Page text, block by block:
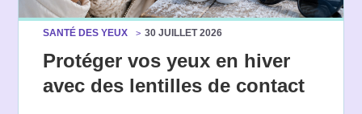
SANTÉ DES YEUX 30 JUILLET 2026
Protéger vos yeux en hiver
avec des lentilles de contact